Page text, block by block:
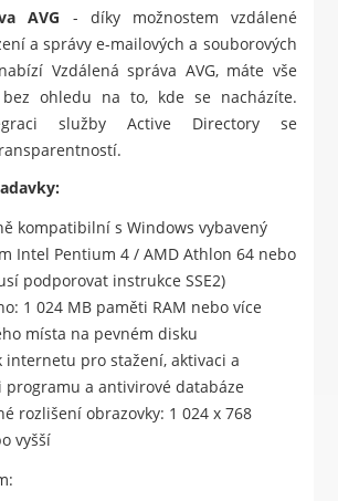
AVG - díky možnostem vzdálené
a správy e-mailových a souborových
Vzdálená správa AVG, máte vše
ohledu na to, kde se nacházíte.
služby Active Directory se
kompatibilní s Windows vybavený
Intel Pentium 4 / AMD Athlon 64 nebo
podporovat instrukce SSE2)
1 024 MB paměti RAM nebo více
místa na pevném disku
internetu pro stažení, aktivaci a
programu a antivirové databáze
rozlišení obrazovky: 1 024 x 768
vyšší